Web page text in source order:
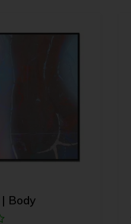
Body